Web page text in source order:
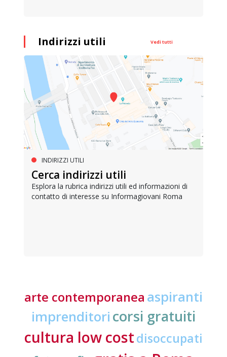
Indirizzi utili Vedi tutti
INDIRIZZI UTILI
Cerca indirizzi utili
Esplora la rubrica indirizzi utili ed informazioni di
contatto di interesse su Informagiovani Roma
arte contemporanea aspiranti
imprenditori corsi gratuiti
cultura low costdisoccupati